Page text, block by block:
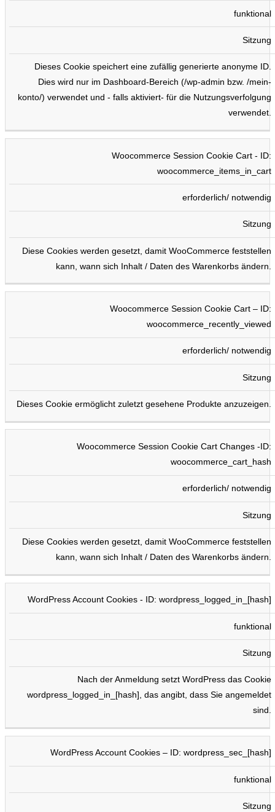
funktional
Sitzung
Dieses Cookie speichert eine zufällig generierte anonyme ID.
Dies wird nur im Dashboard-Bereich (/wp-admin bzw. /mein-
konto/) verwendet und - falls aktiviert- für die Nutzungsverfolgung
verwendet.
Woocommerce Session Cookie Cart - ID:
woocommerce_items_in_cart
erforderlich/ notwendig
Sitzung
Diese Cookies werden gesetzt, damit WooCommerce feststellen
kann, wann sich Inhalt / Daten des Warenkorbs ändern.
Woocommerce Session Cookie Cart – ID:
woocommerce_recently_viewed
erforderlich/ notwendig
Sitzung
Dieses Cookie ermöglicht zuletzt gesehene Produkte anzuzeigen.
Woocommerce Session Cookie Cart Changes -ID:
woocommerce_cart_hash
erforderlich/ notwendig
Sitzung
Diese Cookies werden gesetzt, damit WooCommerce feststellen
kann, wann sich Inhalt / Daten des Warenkorbs ändern.
WordPress Account Cookies - ID: wordpress_logged_in_[hash]
funktional
Sitzung
Nach der Anmeldung setzt WordPress das Cookie
wordpress_logged_in_[hash], das angibt, dass Sie angemeldet
sind.
WordPress Account Cookies – ID: wordpress_sec_[hash]
funktional
Sitzung